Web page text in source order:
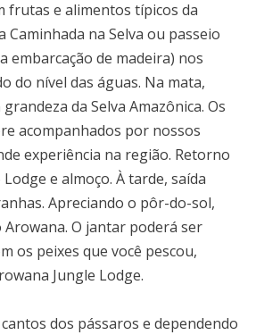
frutas e alimentos típicos da
Caminhada na Selva ou passeio
embarcação de madeira) nos
do nível das águas. Na mata,
da Selva Amazônica. Os
acompanhados por nossos
experiência na região. Retorno
e almoço. À tarde, saída
Apreciando o pôr-do-sol,
O jantar poderá ser
os peixes que você pescou,
Jungle Lodge.
dos pássaros e dependendo